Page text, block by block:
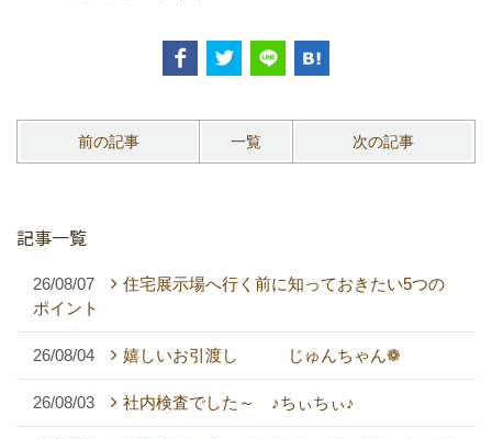
前の記事 一覧 次の記事
記事一覧
26/08/07
住宅展示場へ行く前に知っておきたい5つの
ポイント
26/08/04 嬉しいお引渡し じゅんちゃん❁
26/08/03 社内検査でした～ ♪ちぃちぃ♪